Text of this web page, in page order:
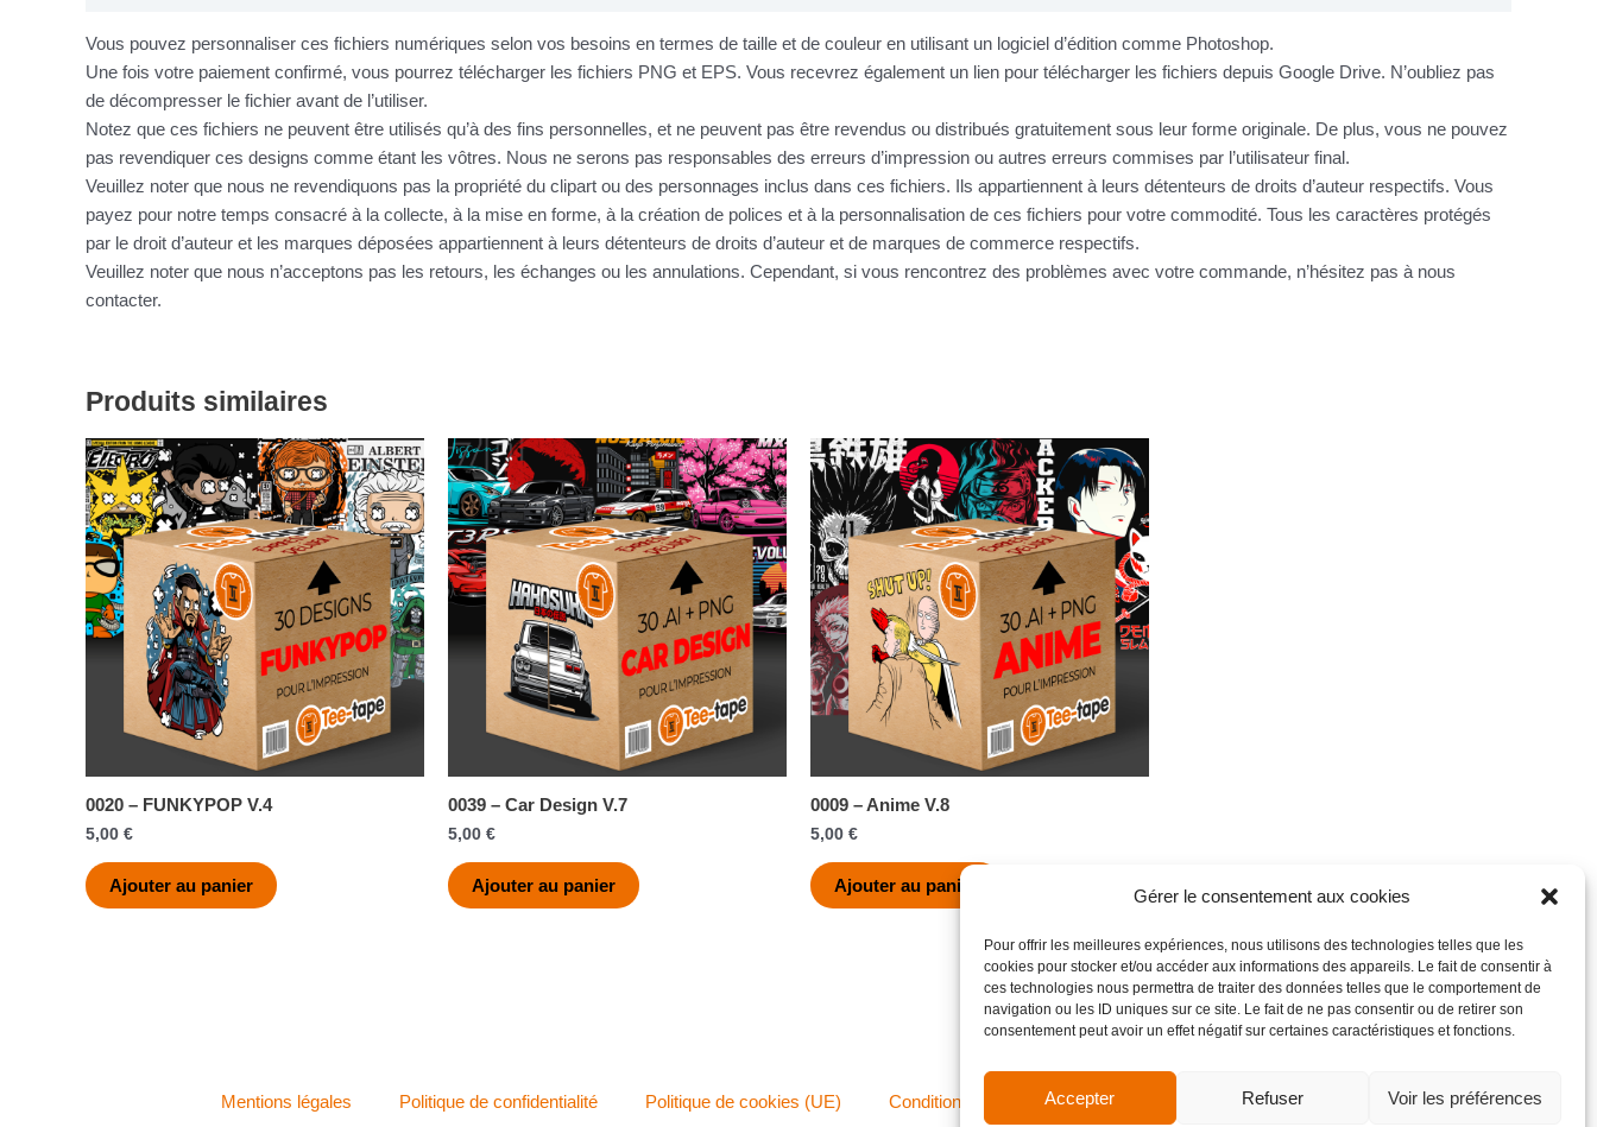
Gérer le consentement aux cookies
Pour offrir les meilleures expériences, nous utilisons des technologies telles que les
cookies pour stocker et/ou accéder aux informations des appareils. Le fait de consentir à
ces technologies nous permettra de traiter des données telles que le comportement de
navigation ou les ID uniques sur ce site. Le fait de ne pas consentir ou de retirer son
consentement peut avoir un effet négatif sur certaines caractéristiques et fonctions.
Accepter Refuser Voir les préférences
Vous pouvez personnaliser ces fichiers numériques selon vos besoins en termes de taille et de couleur en utilisant un logiciel d’édition comme Photoshop.
Une fois votre paiement confirmé, vous pourrez télécharger les fichiers PNG et EPS. Vous recevrez également un lien pour télécharger les fichiers depuis Google Drive. N’oubliez pas
de décompresser le fichier avant de l’utiliser.
Notez que ces fichiers ne peuvent être utilisés qu’à des fins personnelles, et ne peuvent pas être revendus ou distribués gratuitement sous leur forme originale. De plus, vous ne pouvez
pas revendiquer ces designs comme étant les vôtres. Nous ne serons pas responsables des erreurs d’impression ou autres erreurs commises par l’utilisateur final.
Veuillez noter que nous ne revendiquons pas la propriété du clipart ou des personnages inclus dans ces fichiers. Ils appartiennent à leurs détenteurs de droits d’auteur respectifs. Vous
payez pour notre temps consacré à la collecte, à la mise en forme, à la création de polices et à la personnalisation de ces fichiers pour votre commodité. Tous les caractères protégés
par le droit d’auteur et les marques déposées appartiennent à leurs détenteurs de droits d’auteur et de marques de commerce respectifs.
Veuillez noter que nous n’acceptons pas les retours, les échanges ou les annulations. Cependant, si vous rencontrez des problèmes avec votre commande, n’hésitez pas à nous
contacter.
Produits similaires
0020 – FUNKYPOP V.4
5,00 €
Ajouter au panier
0039 – Car Design V.7
5,00 €
Ajouter au panier
0009 – Anime V.8
5,00 €
Ajouter au panier
Mentions légales Politique de confidentialité Politique de cookies (UE) Conditions générales de vente Site réalisé par VBAUDRY